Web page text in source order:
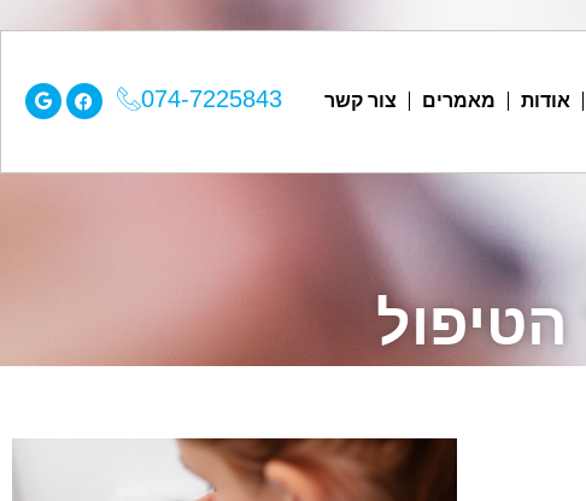
אודות מאמרים צור קשר 074-7225843
הטיפול